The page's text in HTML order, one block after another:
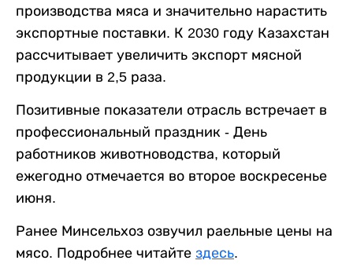
производства мяса и значительно нарастить
экспортные поставки. К 2030 году Казахстан
рассчитывает увеличить экспорт мясной
продукции в 2,5 раза.
Позитивные показатели отрасль встречает в
профессиональный праздник - День
работников животноводства, который
ежегодно отмечается во второе воскресенье
июня.
Ранее Минсельхоз озвучил раельные цены на
мясо. Подробнее читайте здесь.